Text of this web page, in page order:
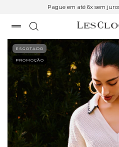
Pague em até 6x sem
ESGOTADO
PROMOÇÃO